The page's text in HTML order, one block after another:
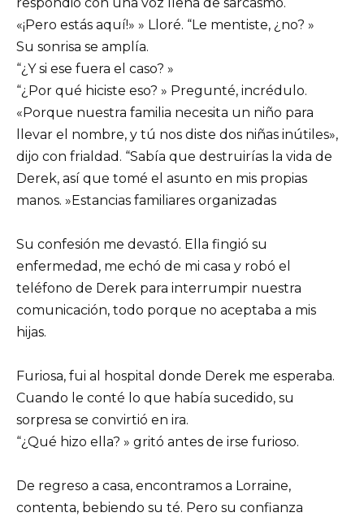
«¡Pero estás aquí!» » Lloré. “Le mentiste, ¿no? »
Su sonrisa se amplía.
“¿Y si ese fuera el caso? »
“¿Por qué hiciste eso? » Pregunté, incrédulo.
«Porque nuestra familia necesita un niño para
llevar el nombre, y tú nos diste dos niñas inútiles»,
dijo con frialdad. “Sabía que destruirías la vida de
Derek, así que tomé el asunto en mis propias
manos. »Estancias familiares organizadas
Su confesión me devastó. Ella fingió su
enfermedad, me echó de mi casa y robó el
teléfono de Derek para interrumpir nuestra
comunicación, todo porque no aceptaba a mis
hijas.
Furiosa, fui al hospital donde Derek me esperaba.
Cuando le conté lo que había sucedido, su
sorpresa se convirtió en ira.
“¿Qué hizo ella? » gritó antes de irse furioso.
De regreso a casa, encontramos a Lorraine,
contenta, bebiendo su té. Pero su confianza